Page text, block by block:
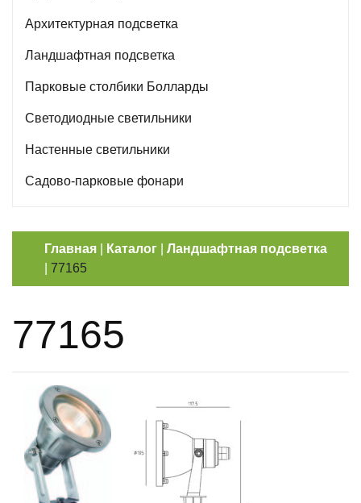
Архитектурная подсветка
Ландшафтная подсветка
Парковые столбики Болларды
Светодиодные светильники
Настенные светильники
Садово-парковые фонари
Главная Каталог
Ландшафтная подсветка
77165
77165